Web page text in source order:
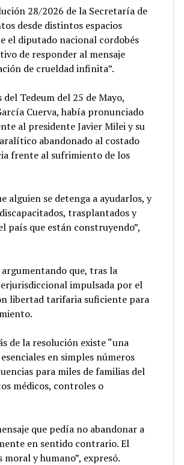
28/2026 de la Secretaría de
desde distintos espacios
el diputado nacional cordobés
de responder al mensaje
de crueldad infinita”.
Tedeum del 25 de Mayo,
Cuerva, había pronunciado
al presidente Javier Milei y su
abandonado al costado
frente al sufrimiento de los
alguien se detenga a ayudarlos, y
trasplantados y
país que están construyendo”,
que, tras la
impulsada por el
libertad tarifaria suficiente para
de la resolución existe “una
en simples números
para miles de familias del
médicos, controles o
que pedía no abandonar a
en sentido contrario. El
y humano”, expresó.